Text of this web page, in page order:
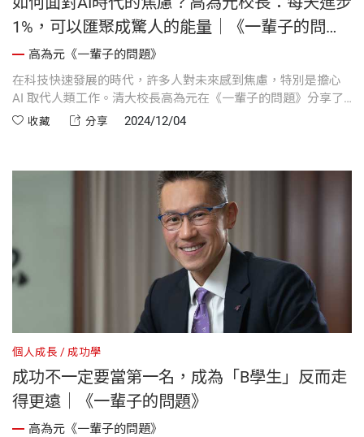
1%，可以匯聚成驚人的能量｜《一輩子的問
題》高為元《一輩子的問題》
在科技快速發展的時代，許多人對未來感到焦慮，特別是擔心
AI 取代人類工作。清大校長高為元在《一輩子的問題》分享了
他對面對未來的不安的見解，強調未來不是已經確定的終點，
活習慣保持平衡與內心的平靜。
收藏 分享 2024/12/04
個人成長 成功學
成功不一定要當第一名，成為「B學生」反而走
得更遠｜《一輩子的問題》
高為元《一輩子的問題》